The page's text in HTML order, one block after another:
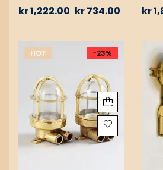
kr1,222.00 kr734.00 kr
HOT -23%